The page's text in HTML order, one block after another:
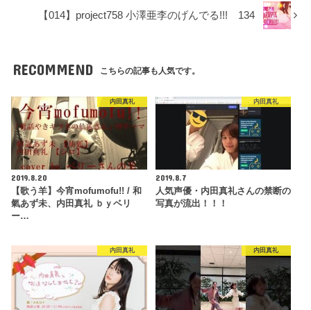
【014】project758 小澤亜李のげんでる!!! 134
RECOMMEND こちらの記事も人気です。
内田真礼
2019.8.20
【歌う羊】今宵mofumofu!! / 和
氣あず未、内田真礼 ｂｙベリ
ー…
内田真礼
2019.8.7
人気声優・内田真礼さんの禁断の
写真が流出！！！
内田真礼 内田真礼